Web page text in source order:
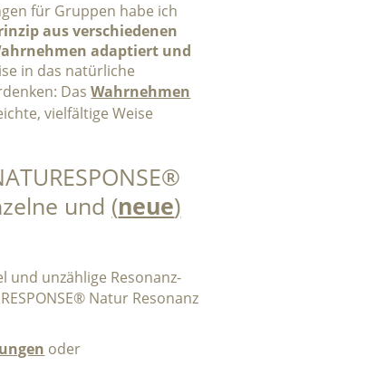
für Gruppen habe ich
aus verschiedenen
adaptiert und
in das natürliche
DasWahrnehmen
vielfältige Weise
und (neue)
und unzählige Resonanz-
Natur Resonanz
oder